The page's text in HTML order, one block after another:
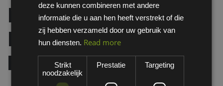
Deb OxyBAC Extra
FOAM Wash
handreiniger - 1L
deze kunnen combineren met andere
informatie die u aan hen heeft verstrekt of die
zij hebben verzameld door uw gebruik van
hun diensten. Read more
Strikt
noodzakelijk
Prestatie Targeting